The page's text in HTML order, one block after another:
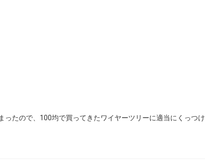
ったので、100均で買ってきたワイヤーツリーに適当にくっつけ